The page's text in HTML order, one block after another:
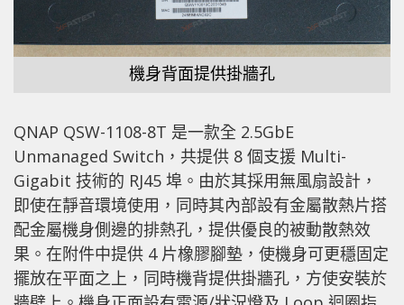
機身背面提供掛牆孔
QNAP QSW-1108-8T 是一款全 2.5GbE
Unmanaged Switch，共提供 8 個支援 Multi-
Gigabit 技術的 RJ45 埠。由於其採用無風扇設計，
即使在靜音環境使用，同時其內部設有金屬散熱片搭
配金屬機身側邊的排熱孔，提供優良的被動散熱效
果。在附件中提供 4 片橡膠腳墊，使機身可更穩固定
擺放在平面之上，同時機背提供掛牆孔，方使安裝於